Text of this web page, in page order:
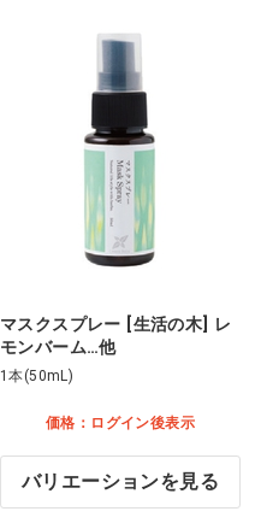
マスクスプレー [生活の木] レ
モンバーム…他
1本(50mL)
価格：ログイン後表示
バリエーションを見る